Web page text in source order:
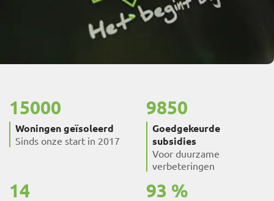
15000
Woningen geïsoleerd
Sinds onze start in 2017
9850
Goedgekeurde
subsidies
Voor duurzame
verbeteringen
14 93